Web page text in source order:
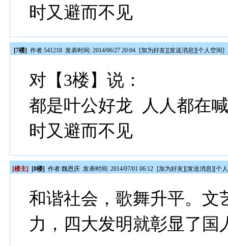
时又避而不见
[7楼] 作者:541218 发表时间: 2014/06/27 20:04 [加为好友][发送消息][个人空间]
对【3楼】说：
都是叶公好龙 人人都在
时又避而不见
[楼主] [8楼] 作者:魏恩庆 发表时间: 2014/07/01 06:12 [加为好友][发送消息][个
和谐社会，歌舞升平。文
力，四大发明就彰显了